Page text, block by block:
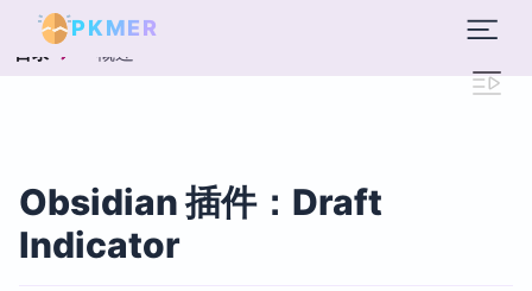
PKMER
目录 概述
Obsidian 插件：Draft
Indicator